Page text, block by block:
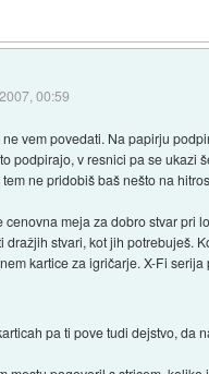
00:59
vem povedati. Na papirju
podpirajo, v resnici pa se ukazi
tem ne pridobiš baš nešto na
cenovna meja za dobro stvar pri
dražjih stvari, kot jih potrebuješ.
kartice za igričarje. X-Fi
pa ti pove tudi dejstvo, da